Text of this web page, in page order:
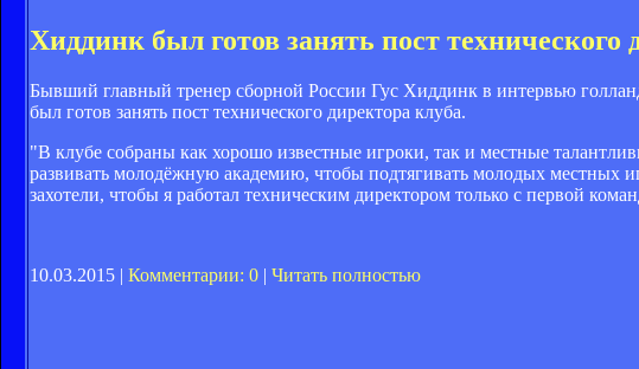
Хиддинк был готов занять пост
Бывший главный тренер сборной России Гус Хиддинк в интервью
был готов занять пост технического директора клуба.
"В клубе собраны как хорошо известные игроки, так и местные
развивать молодёжную академию, чтобы подтягивать молодых местных
захотели, чтобы я работал техническим директором только с первой
10.03.2015 | Комментарии: 0 | Читать полностью